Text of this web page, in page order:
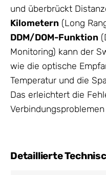
und überbrückt
Kilometern (Long
DDM/DOM-Funktion
Monitoring) kann der
wie die optische
Temperatur und die
Das erleichtert die
Detaillierte